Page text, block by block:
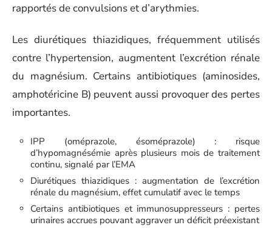
rapportés de convulsions et d’arythmies.
Les diurétiques thiazidiques, fréquemment utilisés
contre l’hypertension, augmentent l’excrétion rénale
du magnésium. Certains antibiotiques (aminosides,
amphotéricine B) peuvent aussi provoquer des pertes
importantes.
IPP (oméprazole, ésoméprazole) : risque
d’hypomagnésémie après plusieurs mois de traitement
continu, signalé par l’EMA
Diurétiques thiazidiques : augmentation de l’excrétion
rénale du magnésium, effet cumulatif avec le temps
Certains antibiotiques et immunosuppresseurs : pertes
urinaires accrues pouvant aggraver un déficit préexistant